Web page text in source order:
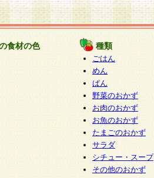
食材の色 種類
ごはん
めん
ぱん
野菜のおかず
お肉のおかず
お魚のおかず
たまごのおかず
サラダ
シチュー・スープ
その他のおかず